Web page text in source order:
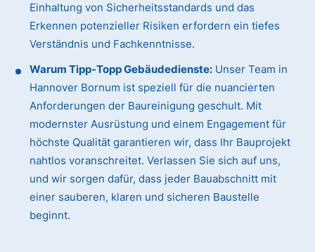
Einhaltung von Sicherheitsstandards und das
Erkennen potenzieller Risiken erfordern ein tiefes
Verständnis und Fachkenntnisse.
Warum Tipp-Topp Gebäudedienste: Unser Team in
Hannover Bornum ist speziell für die nuancierten
Anforderungen der Baureinigung geschult. Mit
modernster Ausrüstung und einem Engagement für
höchste Qualität garantieren wir, dass Ihr Bauprojekt
nahtlos voranschreitet. Verlassen Sie sich auf uns,
und wir sorgen dafür, dass jeder Bauabschnitt mit
einer sauberen, klaren und sicheren Baustelle
beginnt.